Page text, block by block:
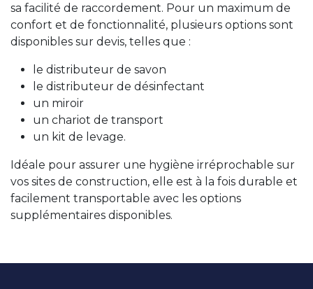
sa facilité de raccordement. Pour un maximum de
confort et de fonctionnalité, plusieurs options sont
disponibles sur devis, telles que :
le distributeur de savon
le distributeur de désinfectant
un miroir
un chariot de transport
un kit de levage.
Idéale pour assurer une hygiène irréprochable sur
vos sites de construction, elle est à la fois durable et
facilement transportable avec les options
supplémentaires disponibles.